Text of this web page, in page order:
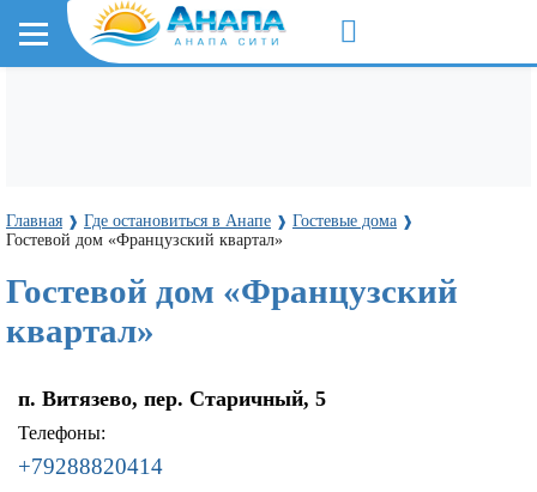
Главная ❱ Где остановиться в Анапе ❱ Гостевые дома ❱
Гостевой дом «Французский квартал»
Гостевой дом «Французский
квартал»
п. Витязево, пер. Старичный, 5
Телефоны:
+79288820414